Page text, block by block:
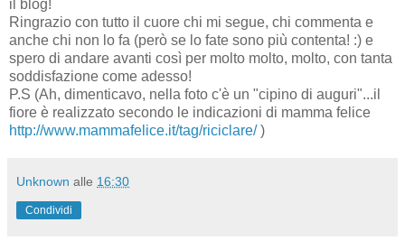
il blog!
Ringrazio con tutto il cuore chi mi segue, chi commenta e
anche chi non lo fa (però se lo fate sono più contenta! :) e
spero di andare avanti così per molto molto, molto, con tanta
soddisfazione come adesso!
P.S (Ah, dimenticavo, nella foto c'è un "cipino di auguri"...il
fiore è realizzato secondo le indicazioni di mamma felice
http://www.mammafelice.it/tag/riciclare/)
Unknown alle 16:30
Condividi